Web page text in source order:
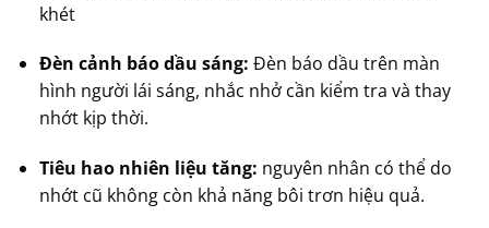
khét
Đèn cảnh báo dầu sáng: Đèn báo dầu trên màn
hình người lái sáng, nhắc nhở cần kiểm tra và thay
nhớt kịp thời.
Tiêu hao nhiên liệu tăng: nguyên nhân có thể do
nhớt cũ không còn khả năng bôi trơn hiệu quả.